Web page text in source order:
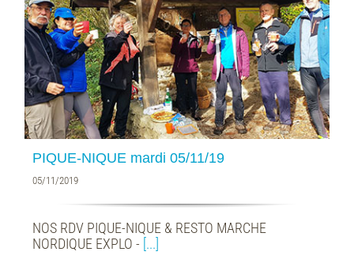
PIQUE-NIQUE mardi 05/11/19
05/11/2019
NOS RDV PIQUE-NIQUE & RESTO MARCHE
NORDIQUE EXPLO - [...]